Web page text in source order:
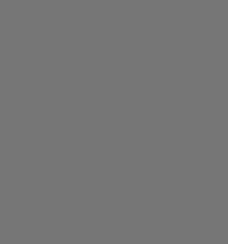
パンツ【SALE/セール/カジュアル/